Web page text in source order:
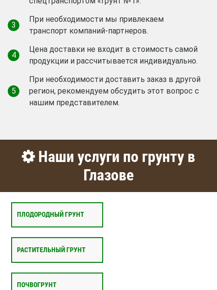
3
При необходимости мы привлекаем
транспорт компаний-партнеров.
4
Цена доставки не входит в стоимость самой
продукции и рассчитывается индивидуально.
5
При необходимости доставить заказ в другой
регион, рекомендуем обсудить этот вопрос с
нашим представителем.
Наши услуги по грунту в
Глазове
ПЛОДОРОДНЫЙ ГРУНТ
РАСТИТЕЛЬНЫЙ ГРУНТ
ПОЧВОГРУНТ